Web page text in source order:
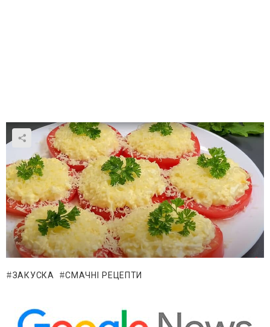
ЗАКУСКА СМАЧНІ РЕЦЕПТИ